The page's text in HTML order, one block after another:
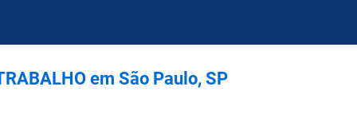
em São Paulo, SP